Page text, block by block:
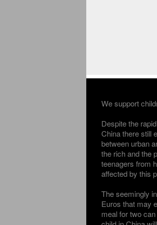
We support
Despite the
China there still
between urban
the rich and the
teenagers from
affected by this
The seemingly
Euros that may
meal for two